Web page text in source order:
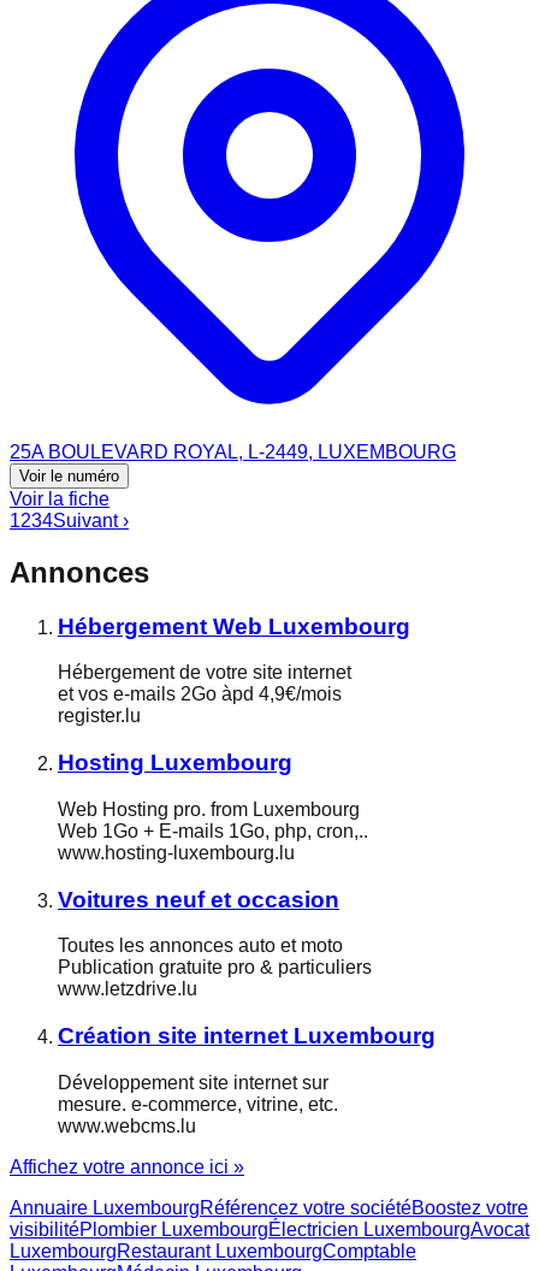
25A BOULEVARD ROYAL, L-2449, LUXEMBOURG
Voir le numéro
Voir la fiche
1234Suivant ›
Annonces
Hébergement Web Luxembourg
Hébergement de votre site internet
et vos e-mails 2Go àpd 4,9€/mois
register.lu
Hosting Luxembourg
Web Hosting pro. from Luxembourg
Web 1Go + E-mails 1Go, php, cron,..
www.hosting-luxembourg.lu
Voitures neuf et occasion
Toutes les annonces auto et moto
Publication gratuite pro & particuliers
www.letzdrive.lu
Création site internet Luxembourg
Développement site internet sur
mesure. e-commerce, vitrine, etc.
www.webcms.lu
Affichez votre annonce ici »
Annuaire LuxembourgRéférencez votre sociétéBoostez votre
visibilitéPlombier LuxembourgÉlectricien LuxembourgAvocat
LuxembourgRestaurant LuxembourgComptable